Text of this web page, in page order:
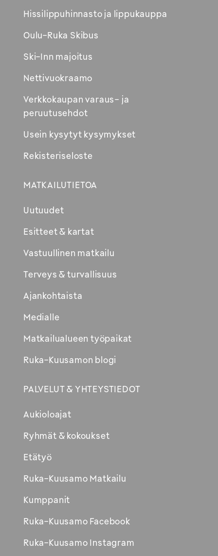
ikkunaan
Hissilippuhinnasto ja lippukauppa
Oulu-Ruka Skibus
Ski-Inn majoitus
Nettivuokraamo
Verkkokaupan varaus- ja
peruutusehdot
Usein kysytyt kysymykset
Rekisteriseloste
MATKAILUTIETOA
Uutuudet
Esitteet & kartat
Vastuullinen matkailu
Terveys & turvallisuus
Ajankohtaista
Medialle
Matkailualueen työpaikat
Ruka-Kuusamon blogi
PALVELUT & YHTEYSTIEDOT
Aukioloajat
Ryhmät & kokoukset
Etätyö
Ruka-Kuusamo Matkailu
Kumppanit
Ruka-Kuusamo Facebook
Ruka-Kuusamo Instagram